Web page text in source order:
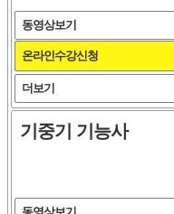
더보기
온라인수강신청
동영상보기
기중기 기능사